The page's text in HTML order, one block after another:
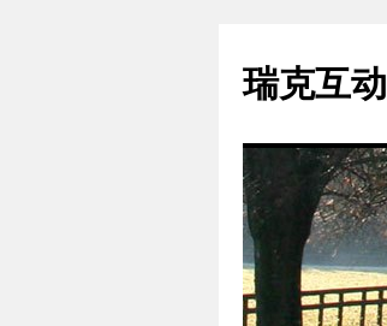
瑞克互动